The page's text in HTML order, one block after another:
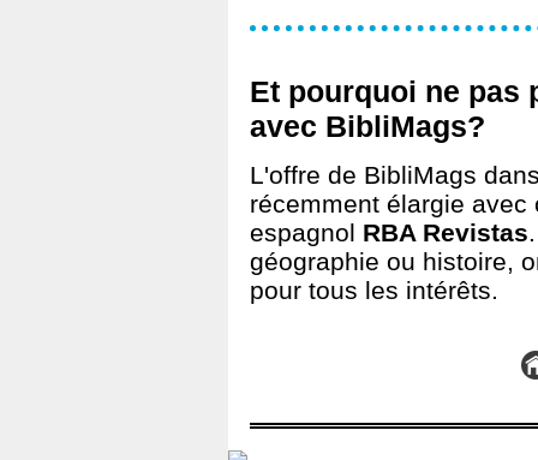
Et pourquoi ne pas
avec BibliMags?
L'offre de BibliMags
récemment élargie
espagnol RBA Revistas
géographie ou histoire,
pour tous les intérêts.